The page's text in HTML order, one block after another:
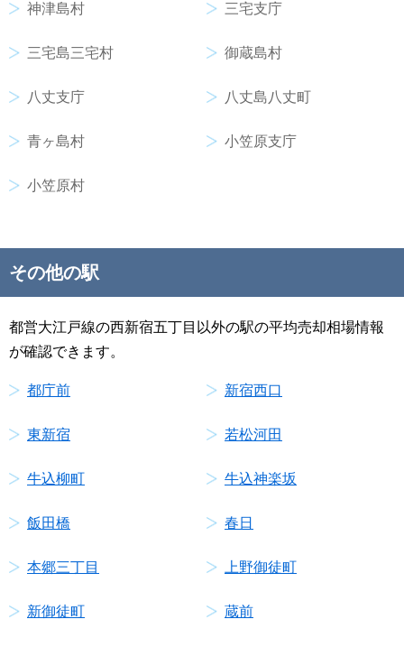
神津島村 三宅支庁
三宅島三宅村 御蔵島村
八丈支庁 八丈島八丈町
青ヶ島村 小笠原支庁
小笠原村
その他の駅
都営大江戸線の西新宿五丁目以外の駅の平均売却相場情報
が確認できます。
都庁前 新宿西口
東新宿 若松河田
牛込柳町 牛込神楽坂
飯田橋 春日
本郷三丁目 上野御徒町
新御徒町 蔵前